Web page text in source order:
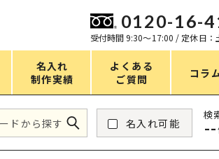
0120-16-
受付時間 9:30〜17:00 / 定休日：
名入れ
制作実績
よくある
ご質問
コラ
価格
名入れ可能
検
--